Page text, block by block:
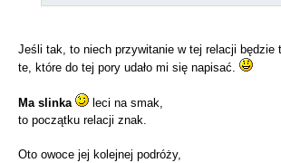
Jeśli tak, to niech przywitanie w tej relacji będzie
te, które do tej pory udało mi się napisać.
Ma slinka
leci na smak,
to początku relacji znak.
Oto owoce jej kolejnej podróży,